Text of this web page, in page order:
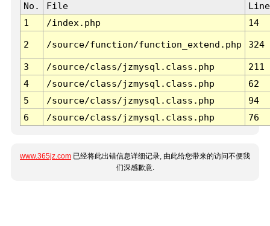
No. File
Line
1
/index.php 14
2 /source/function/function_extend.php 324
3 /source/class/jzmysql.class.php
211
4
/source/class/jzmysql.class.php
62
5
/source/class/jzmysql.class.php
94
6
/source/class/jzmysql.class.php 76
www.365jz.com 已经将此出错信息详细记录, 由此给您带来的访问不便我
们深感歉意.